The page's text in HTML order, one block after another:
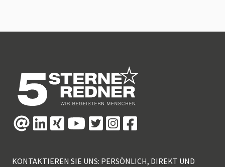
KONTAKTIEREN SIE UNS: PERSÖNLICH, DIREKT UND